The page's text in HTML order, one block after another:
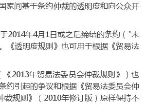
家间基于条约仲裁的透明度和向公众开
2014年4月1日或之后缔结的条约（"未
《透明度规则》也可用于根据《贸易法
2013年贸易法委员会仲裁规则》）也
约引起的争议和根据《贸易法委员会仲
裁规则》（2010年修订版）原样保持不